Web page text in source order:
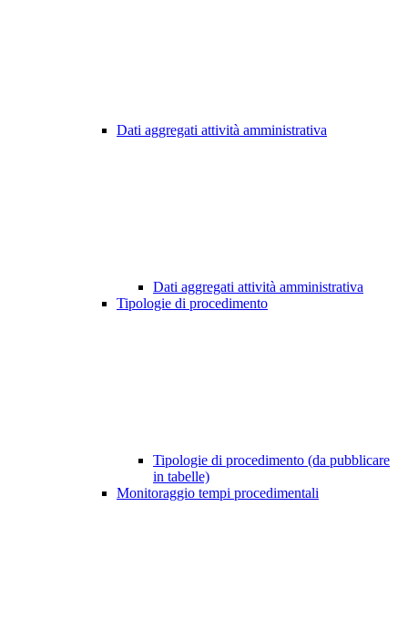
Dati aggregati attività amministrativa
Dati aggregati attività amministrativa
Tipologie di procedimento
Tipologie di procedimento (da pubblicare
in tabelle)
Monitoraggio tempi procedimentali